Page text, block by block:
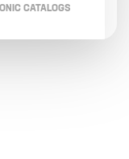
CATALOGS